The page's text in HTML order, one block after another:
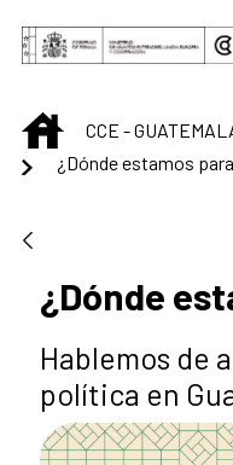
Skip to Main Content
INICIO
CCE -
¿Dónde estamos
¿Dónde
Hablemos de
política en